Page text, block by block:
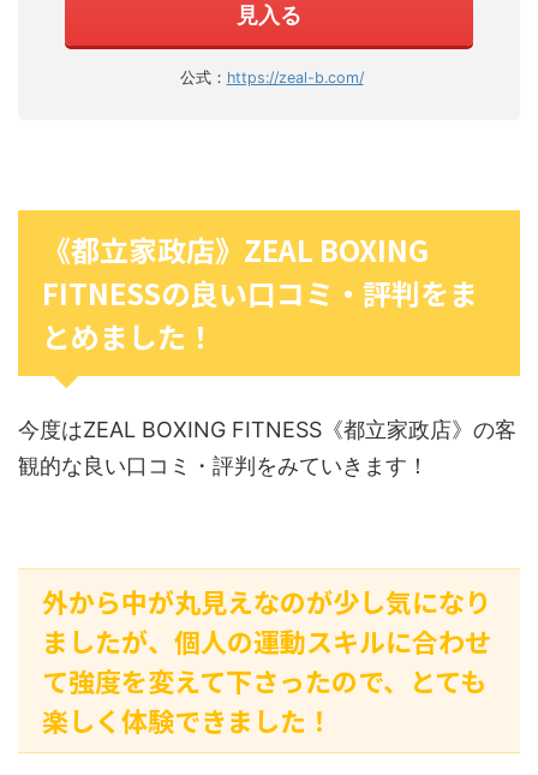
見入る
公式： https://zeal-b.com/
《都立家政店》ZEAL BOXING
FITNESSの良い口コミ・評判をま
とめました！
今度はZEAL BOXING FITNESS《都立家政店》の客
観的な良い口コミ・評判をみていきます！
外から中が丸見えなのが少し気になり
ましたが、個人の運動スキルに合わせ
て強度を変えて下さったので、とても
楽しく体験できました！